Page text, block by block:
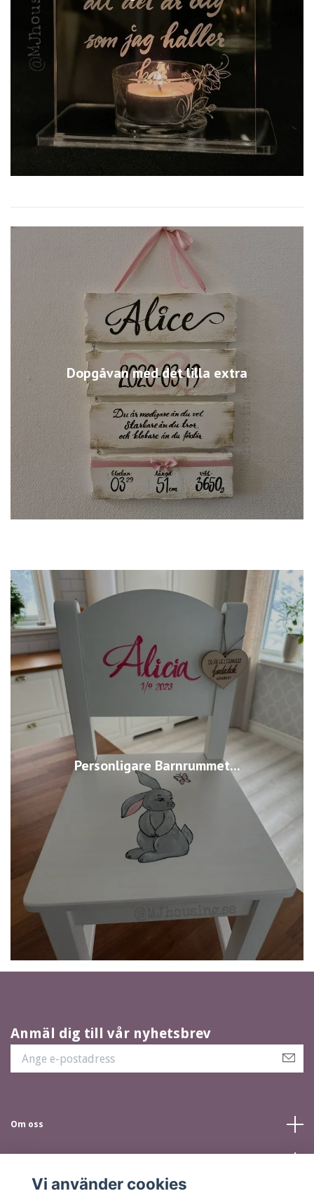
Dopgåvan med det lilla extra
Personligare Barnrummet...
Anmäl dig till vår nyhetsbrev
Om oss
Vi använder cookies